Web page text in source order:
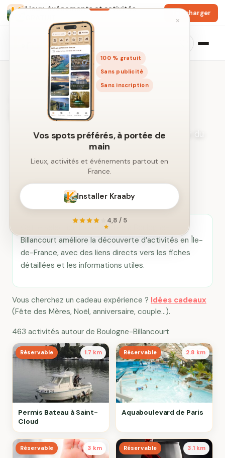
Lieux, événements et activités
Télécharger
×
100 % gratuit
Sans publicité
Sans inscription
Vos spots préférés, à portée de
main
Lieux, activités et événements partout en
France.
Installer Kraaby
4,8 / 5
Activités à Boulogne-
Billancourt
Idées de sorties et loisirs dans un rayon autour du
← Recherche libre par ville
Cette sélection locale dédiée à Boulogne-
Billancourt améliore la découverte d’activités en Île-
de-France, avec des liens directs vers les fiches
détaillées et les informations utiles.
Vous cherchez un cadeau expérience ? Idées cadeaux
(Fête des Mères, Noël, anniversaire, couple…).
463 activités autour de Boulogne-Billancourt
Réservable 1.7 km
Permis Bateau à Saint-
Cloud
Réservable 2.8 km
Aquaboulevard de Paris
Réservable 3 km Réservable 3.1 km